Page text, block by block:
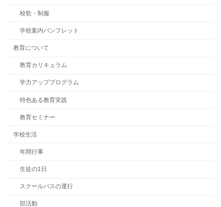
校歌・制服
学校案内パンフレット
教育について
教育カリキュラム
学力アッププログラム
特色ある教育実践
教育セミナー
学校生活
年間行事
生徒の1日
スクールバスの運行
部活動